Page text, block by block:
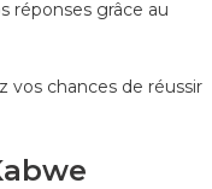
réponses grâce au
vos chances de réussir